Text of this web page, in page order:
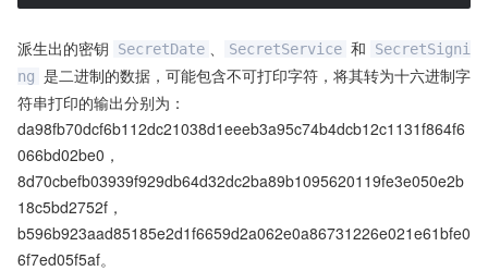
派生出的密钥 SecretDate 、 SecretService 和
SecretSigni
ng 是二进制的数据，可能包含不可打印字符，将其转为十六进制字
符串打印的输出分别为：
da98fb70dcf6b112dc21038d1eeeb3a95c74b4dcb12c1131f864f6
066bd02be0，
8d70cbefb03939f929db64d32dc2ba89b1095620119fe3e050e2b
18c5bd2752f，
b596b923aad85185e2d1f6659d2a062e0a86731226e021e61bfe0
6f7ed05f5af。